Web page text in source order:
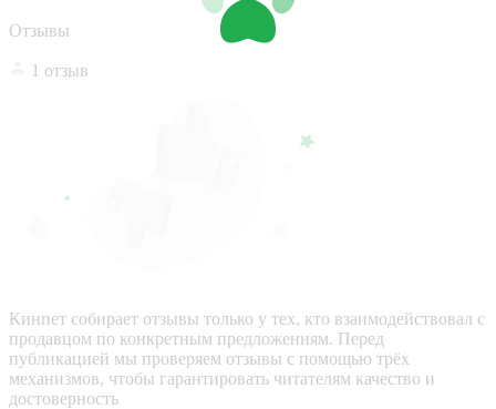
Отзывы
1 отзыв
Кинпет собирает отзывы только у тех, кто взаимодействовал с
продавцом по конкретным предложениям. Перед
публикацией мы проверяем отзывы с помощью трёх
механизмов, чтобы гарантировать читателям качество и
достоверность